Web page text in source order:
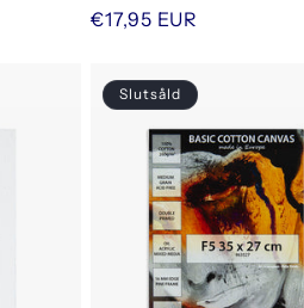
Ordinarie
€17,95 EUR
Slutsåld